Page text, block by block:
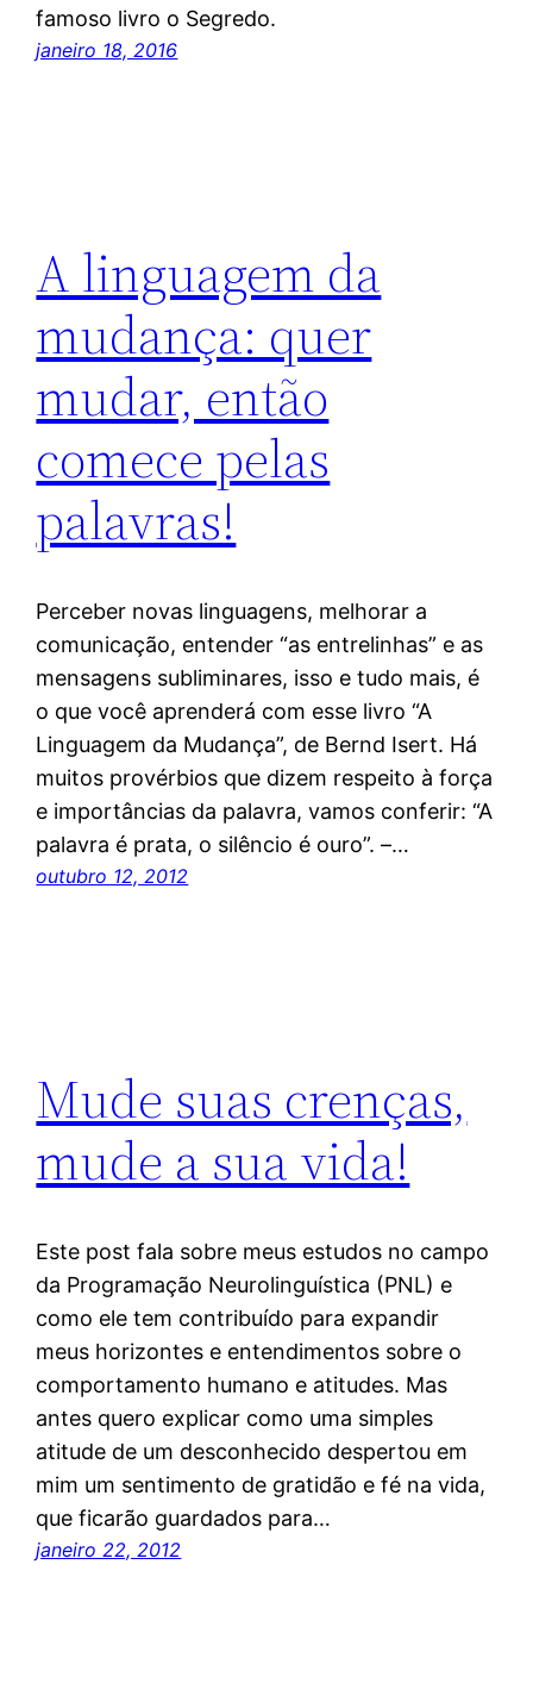
famoso livro o Segredo.
janeiro 18, 2016
A linguagem da
mudança: quer
mudar, então
comece pelas
palavras!
Perceber novas linguagens, melhorar a
comunicação, entender “as entrelinhas” e as
mensagens subliminares, isso e tudo mais, é
o que você aprenderá com esse livro “A
Linguagem da Mudança”, de Bernd Isert. Há
muitos provérbios que dizem respeito à força
e importâncias da palavra, vamos conferir: “A
palavra é prata, o silêncio é ouro”. –…
outubro 12, 2012
Mude suas crenças,
mude a sua vida!
Este post fala sobre meus estudos no campo
da Programação Neurolinguística (PNL) e
como ele tem contribuído para expandir
meus horizontes e entendimentos sobre o
comportamento humano e atitudes. Mas
antes quero explicar como uma simples
atitude de um desconhecido despertou em
mim um sentimento de gratidão e fé na vida,
que ficarão guardados para…
janeiro 22, 2012